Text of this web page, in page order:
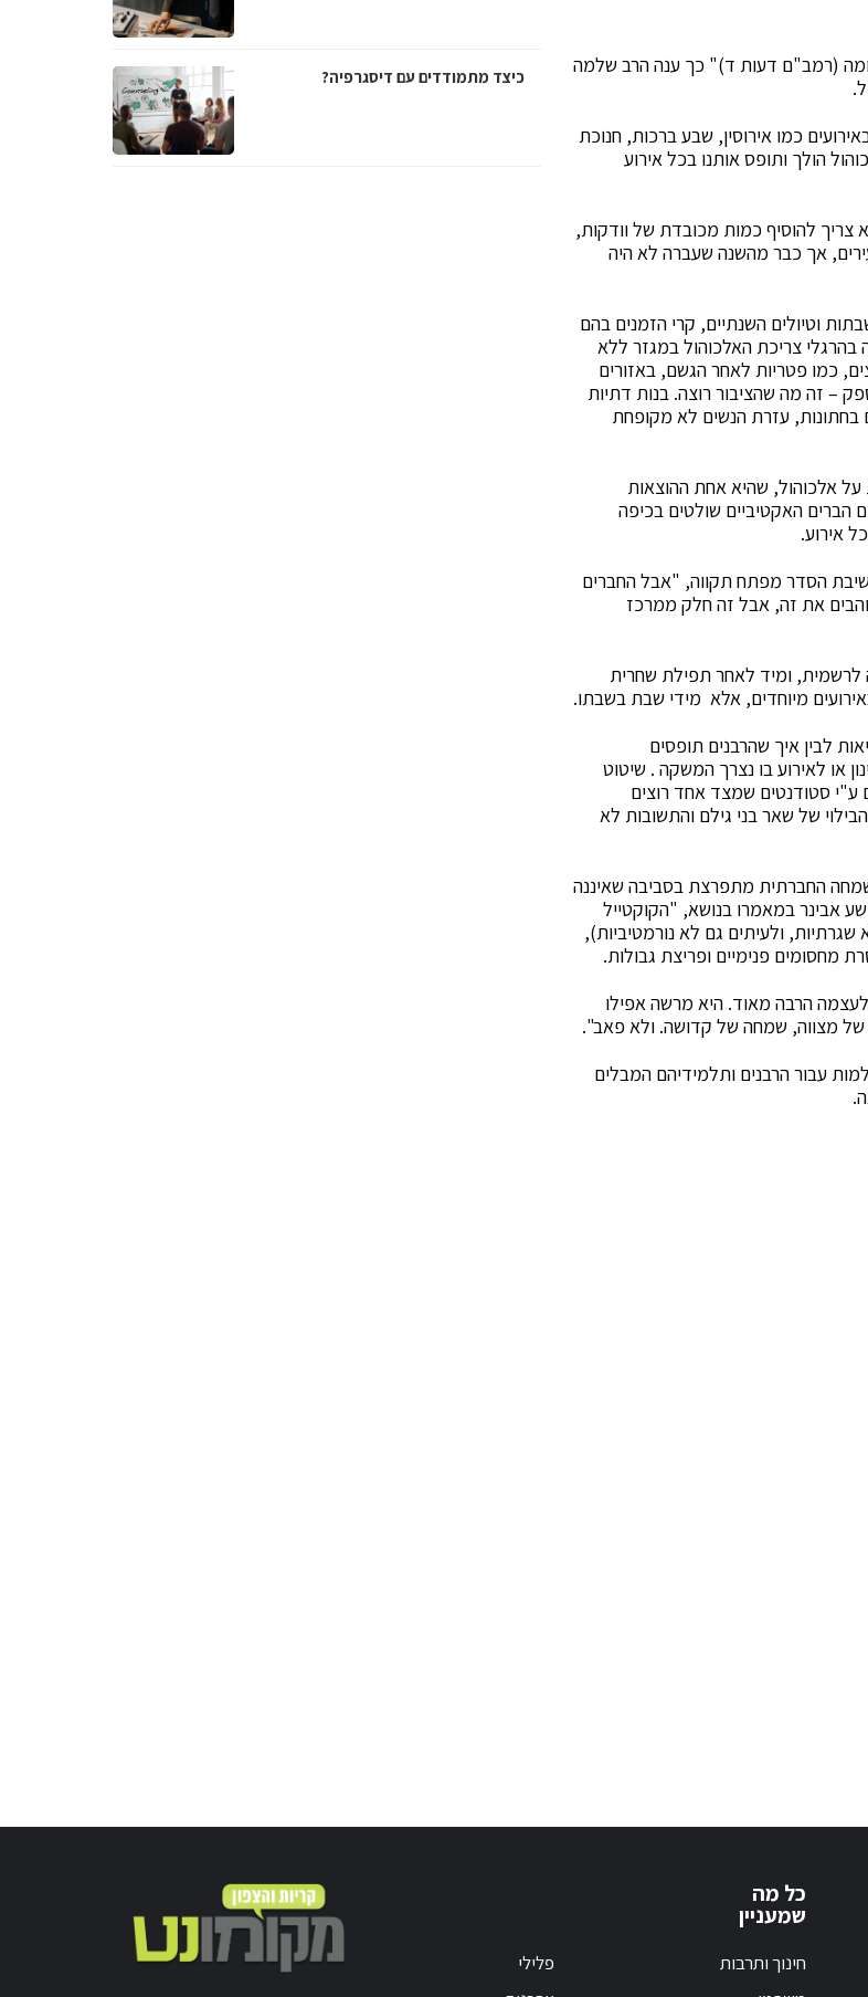
(רמב"ם דעות ד)" כך ענה הרב שלמה
כמו אירוסין, שבע ברכות, חנוכת
הולך ותופס אותנו בכל אירוע
צריך להוסיף כמות מכובדת של וודקות,
אך כבר מהשנה שעברה לא היה
וטיולים השנתיים, קרי הזמנים בהם
בהרגלי צריכת האלכוהול במגזר ללא
כמו פטריות לאחר הגשם, באזורים
– זה מה שהציבור רוצה. בנות דתיות
בחתונות, עזרת הנשים לא מקופחת
על אלכוהול, שהיא אחת ההוצאות
הברים האקטיביים שולטים בכיפה
אירוע.
הסדר מפתח תקווה, "אבל החברים
את זה, אבל זה חלק ממרכז
לרשמית, ומיד לאחר תפילת שחרית
מיוחדים, אלא מידי שבת בשבתו.
לבין איך שהרבנים תופסים
או לאירוע בו נצרך המשקה . שיטוט
ע"י סטודנטים שמצד אחד רוצים
של שאר בני גילם והתשובות לא
החברתית מתפרצת בסביבה שאיננה
אבינר במאמרו בנושא, "הקוקטייל
ולעיתים גם לא נורמטיביות),
מחסומים פנימיים ופריצת גבולות.
לעצמה הרבה מאוד. היא מרשה אפילו
של מצווה, שמחה של קדושה. ולא פאב".
עבור הרבנים ותלמידיהם המבלים
כיצד מתמודדים עם דיסגרפיה?
כל מה
שמעניין
חינוך ותרבות
פלילי